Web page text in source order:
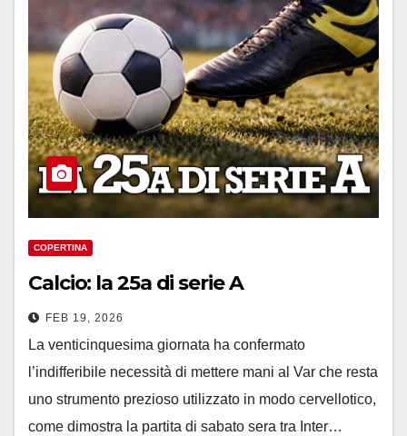
COPERTINA
Calcio: la 25a di serie A
FEB 19, 2026
La venticinquesima giornata ha confermato
l’indifferibile necessità di mettere mani al Var che resta
uno strumento prezioso utilizzato in modo cervellotico,
come dimostra la partita di sabato sera tra Inter…